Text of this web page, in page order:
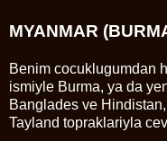
MYANMAR
Benim cocuklugumdan
ismiyle Burma, ya da
Banglades ve
Tayland topraklariyla